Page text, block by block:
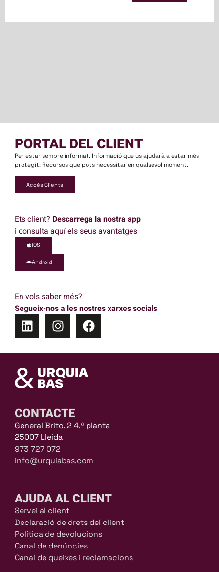
PORTAL DEL CLIENT
Per estar sempre informat. Informació que us ajudarà a estar més
protegit. Recursos que pots necessitar en qualsevol moment.
Accés Clients
Ets client? Descarrega la nostra app
i consulta aquí els seus avantatges
iOS
Android
En vols saber més?
Segueix-nos a les nostres xarxes socials
CONTACTE
General Brito, 2 4.ª planta
25007 Lleida
973 727 072
info@urquiabas.com
AJUDA AL CLIENT
Servei al client
Declaració de drets del client
Política de devolucions
Canal de denúncies
Canal de queixes i reclamacions